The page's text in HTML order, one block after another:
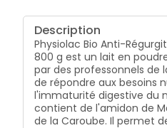
Description
Physiolac Bio Anti-
800 g est un lait en
par des professonnels
de répondre aux besoins
l'immaturité digestive du
contient de l'amidon de
de la Caroube. Il permet